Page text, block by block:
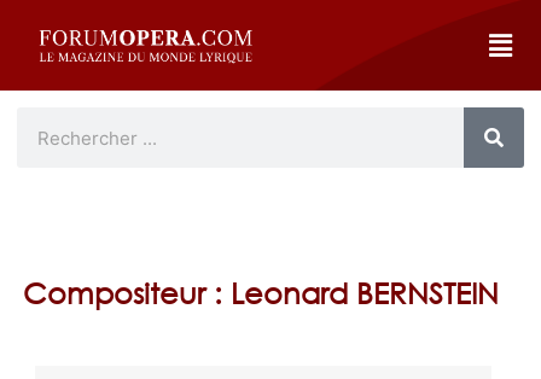
Compositeur : Leonard BERNSTEIN